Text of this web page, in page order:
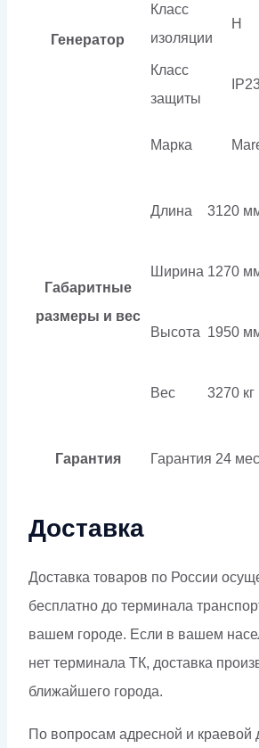
Генератор
Класс
изоляции
H
Класс
защиты
Марка
Габаритные
размеры и вес
Длина 3120
Ширина 1270
Высота 1950
Вес 3270 кг
Гарантия Гарантия 24
Доставка
Доставка товаров по России
бесплатно до терминала
вашем городе. Если в вашем
нет терминала ТК, доставка
ближайшего города.
По вопросам адресной и краевой